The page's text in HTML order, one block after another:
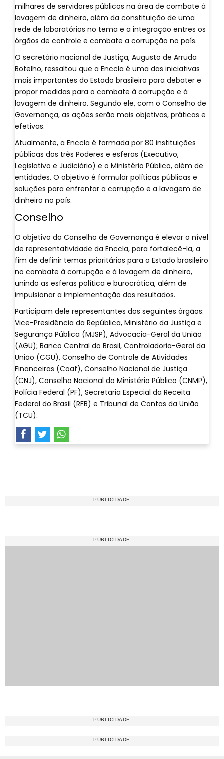
milhares de servidores públicos na área de combate à
lavagem de dinheiro, além da constituição de uma
rede de laboratórios no tema e a integração entres os
órgãos de controle e combate a corrupção no país.
O secretário nacional de Justiça, Augusto de Arruda
Botelho, ressaltou que a Enccla é uma das iniciativas
mais importantes do Estado brasileiro para debater e
propor medidas para o combate à corrupção e à
lavagem de dinheiro. Segundo ele, com o Conselho de
Governança, as ações serão mais objetivas, práticas e
efetivas.
Atualmente, a Enccla é formada por 80 instituições
públicas dos três Poderes e esferas (Executivo,
Legislativo e Judiciário) e o Ministério Público, além de
entidades. O objetivo é formular políticas públicas e
soluções para enfrentar a corrupção e a lavagem de
dinheiro no país.
Conselho
O objetivo do Conselho de Governança é elevar o nível
de representatividade da Enccla, para fortalecê-la, a
fim de definir temas prioritários para o Estado brasileiro
no combate à corrupção e à lavagem de dinheiro,
unindo as esferas política e burocrática, além de
impulsionar a implementação dos resultados.
Participam dele representantes dos seguintes órgãos:
Vice-Presidência da República, Ministério da Justiça e
Segurança Pública (MJSP), Advocacia-Geral da União
(AGU); Banco Central do Brasil, Controladoria-Geral da
União (CGU), Conselho de Controle de Atividades
Financeiras (Coaf), Conselho Nacional de Justiça
(CNJ), Conselho Nacional do Ministério Público (CNMP),
Polícia Federal (PF), Secretaria Especial da Receita
Federal do Brasil (RFB) e Tribunal de Contas da União
(TCU).